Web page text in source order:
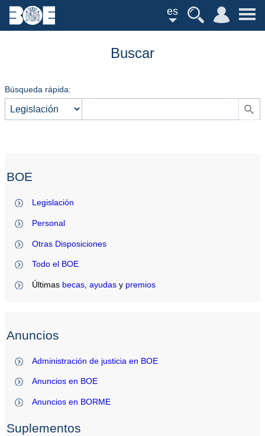
es
Buscar
Búsqueda rápida:
BOE
Legislación
Personal
Otras Disposiciones
Todo el BOE
Últimas becas ,ayudas y premios
Anuncios
Administración de justicia en BOE
Anuncios en BOE
Anuncios en BORME
Suplementos